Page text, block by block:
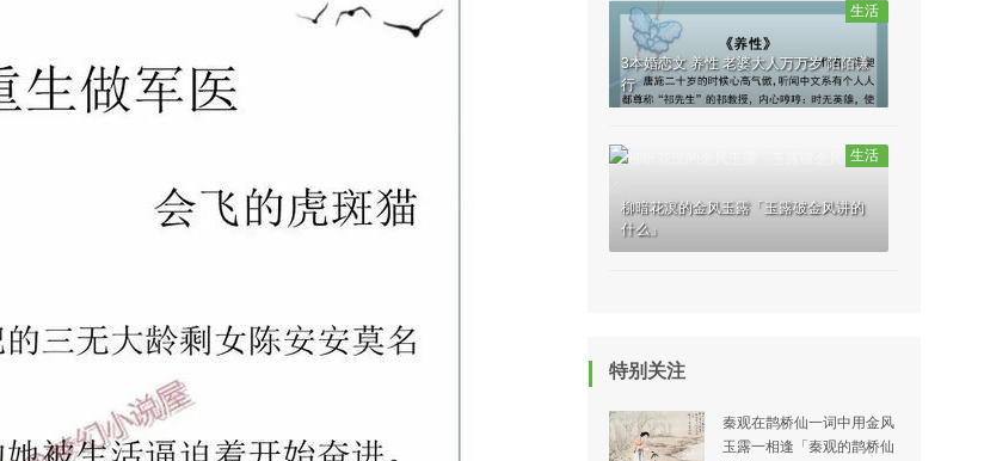
生活
3本婚恋文 养性 老婆大人万万岁 陌陌谦
行
生活
柳暗花溟的金风玉露「玉露破金风讲的
什么」
特别关注
秦观在鹊桥仙一词中用金风
玉露一相逢「秦观的鹊桥仙